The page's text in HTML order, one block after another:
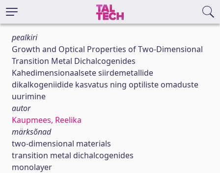
pealkiri
Growth and Optical Properties of Two-Dimensional
Transition Metal Dichalcogenides
Kahedimensionaalsete siirdemetallide
dikalkogeniidide kasvatus ning optiliste omaduste
uurimine
autor
Kaupmees, Reelika
märksõnad
two-dimensional materials
transition metal dichalcogenides
monolayer